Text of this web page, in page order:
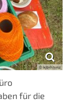
© kjbrhhmz
für die